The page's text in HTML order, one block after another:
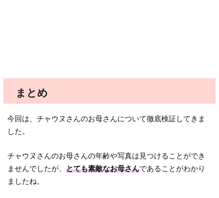
まとめ
今回は、チャウヌさんのお母さんについて徹底検証してきま
した。
チャウヌさんのお母さんの年齢や写真は見つけることができ
ませんでしたが、とても素敵なお母さんであることがわかり
ましたね。